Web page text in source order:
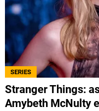
SERIES
Stranger Things:
Amybeth McNulty